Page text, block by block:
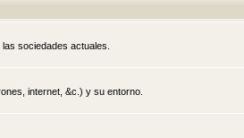
sociedades actuales.
internet, &c.) y su entorno.